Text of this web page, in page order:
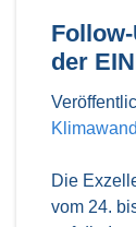
der
Die
vom 24.